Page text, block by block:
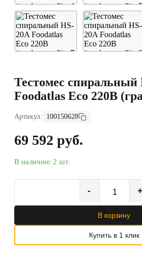
Тестомес спиральный
Foodatlas Eco 220В
Артикул: 100150628
69 592 руб.
В наличии: 2 шт.
- +
В корзину
Купить в 1 клик